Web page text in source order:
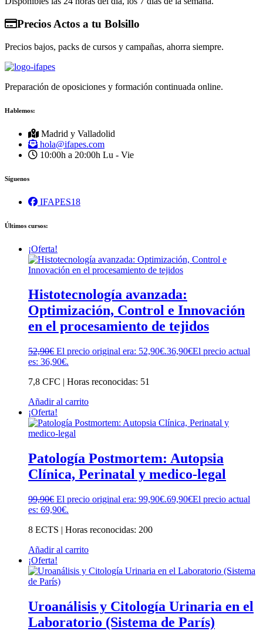
Precios Actos a tu Bolsillo
Precios bajos, packs de cursos y campañas, ahorra siempre.
Preparación de oposiciones y formación continuada online.
Hablemos:
Madrid y Valladolid
hola@ifapes.com
10:00h a 20:00h Lu - Vie
Síguenos
IFAPES18
Últimos cursos:
¡Oferta!
Histotecnología avanzada:
Optimización, Control e Innovación
en el procesamiento de tejidos
52,90€ El precio original era: 52,90€.36,90€El precio actual
es: 36,90€.
7,8 CFC | Horas reconocidas: 51
Añadir al carrito
¡Oferta!
Patología Postmortem: Autopsia
Clínica, Perinatal y medico-legal
99,90€ El precio original era: 99,90€.69,90€El precio actual
es: 69,90€.
8 ECTS | Horas reconocidas: 200
Añadir al carrito
¡Oferta!
Uroanálisis y Citología Urinaria en el
Laboratorio (Sistema de París)